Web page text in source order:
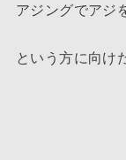
アジングでアジ
という方に向け